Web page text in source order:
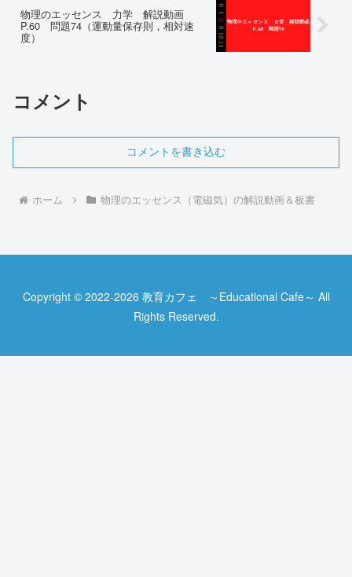
物理のエッセンス 力学 解説動画
P.60 問題74（運動量保存則，相対速
度）
コメント
コメントを書き込む
ホーム 物理のエッセンス（電磁気）の解説動画＆板書
Copyright © 2022-2026 教育カフェ ～Educational Cafe～ All
Rights Reserved.